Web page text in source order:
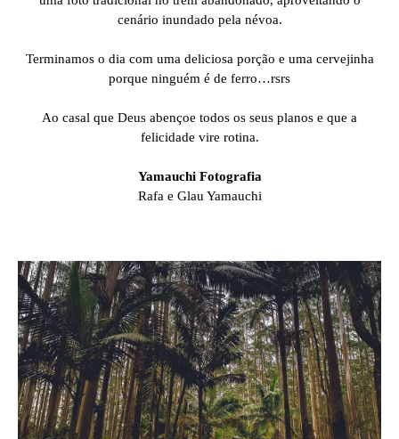
cenário inundado pela névoa.
Terminamos o dia com uma deliciosa porção e uma cervejinha
porque ninguém é de ferro…rsrs
Ao casal que Deus abençoe todos os seus planos e que a
felicidade vire rotina.
Yamauchi Fotografia
Rafa e Glau Yamauchi